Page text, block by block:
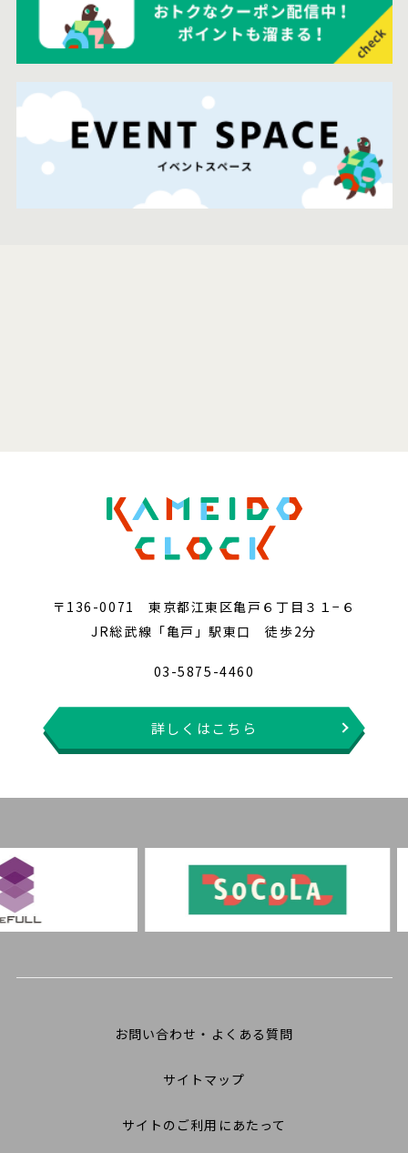
〒136-0071 東京都江東区亀戸６丁目３１−６
JR総武線「亀戸」駅東口 徒歩2分
03-5875-4460
詳しくはこちら
お問い合わせ・よくある質問
サイトマップ
サイトのご利用にあたって